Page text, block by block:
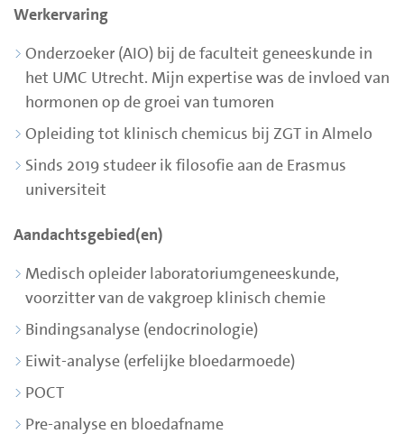
Werkervaring
Onderzoeker (AIO) bij de faculteit geneeskunde in
het UMC Utrecht. Mijn expertise was de invloed van
hormonen op de groei van tumoren
Opleiding tot klinisch chemicus bij ZGT in Almelo
Sinds 2019 studeer ik filosofie aan de Erasmus
universiteit
Aandachtsgebied(en)
Medisch opleider laboratoriumgeneeskunde,
voorzitter van de vakgroep klinisch chemie
Bindingsanalyse (endocrinologie)
Eiwit-analyse (erfelijke bloedarmoede)
POCT
Pre-analyse en bloedafname